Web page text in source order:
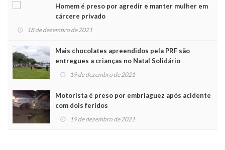
Homem é preso por agredir e manter mulher em
cárcere privado
18 de dezembro de 2021
Mais chocolates apreendidos pela PRF são
entregues a crianças no Natal Solidário
19 de dezembro de 2021
Motorista é preso por embriaguez após acidente
com dois feridos
19 de dezembro de 2021